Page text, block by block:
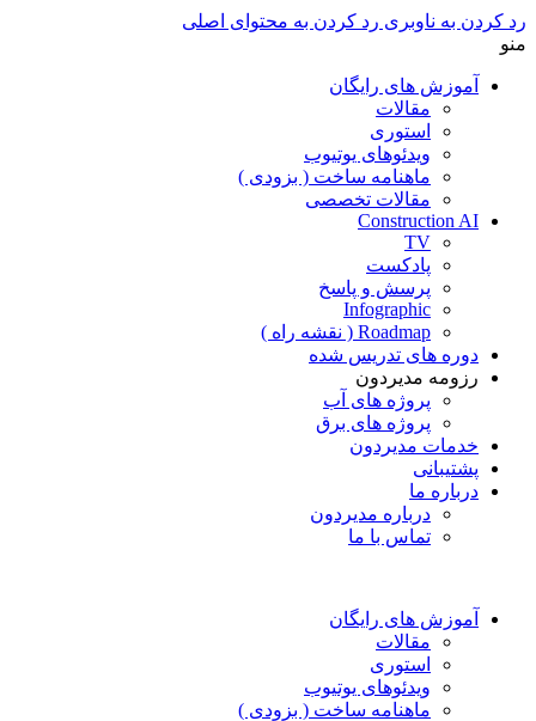
رد کردن به ناوبری رد کردن به محتوای اصلی
منو
آموزش های رایگان
مقالات
استوری
ویدئوهای یوتیوب
ماهنامه ساخت ( بزودی )
مقالات تخصصی
Construction AI
TV
پادکست
پرسش و پاسخ
Infographic
Roadmap ( نقشه راه )
دوره های تدریس شده
رزومه مدیردون
پروژه های آب
پروژه های برق
خدمات مدیردون
پشتیبانی
درباره ما
درباره مدیردون
تماس با ما
آموزش های رایگان
مقالات
استوری
ویدئوهای یوتیوب
ماهنامه ساخت ( بزودی )